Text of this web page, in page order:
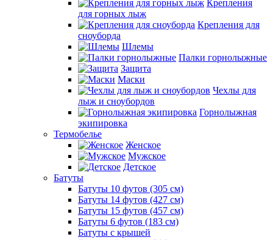
Крепления
для горных лыж
Крепления для
сноуборда
Шлемы
Палки горнолыжные
Защита
Маски
Чехлы для
лыж и сноубордов
Горнолыжная
экипировка
Термобелье
Женское
Мужское
Детское
Батуты
Батуты 10 футов (305 см)
Батуты 14 футов (427 см)
Батуты 15 футов (457 см)
Батуты 6 футов (183 см)
Батуты с крышей